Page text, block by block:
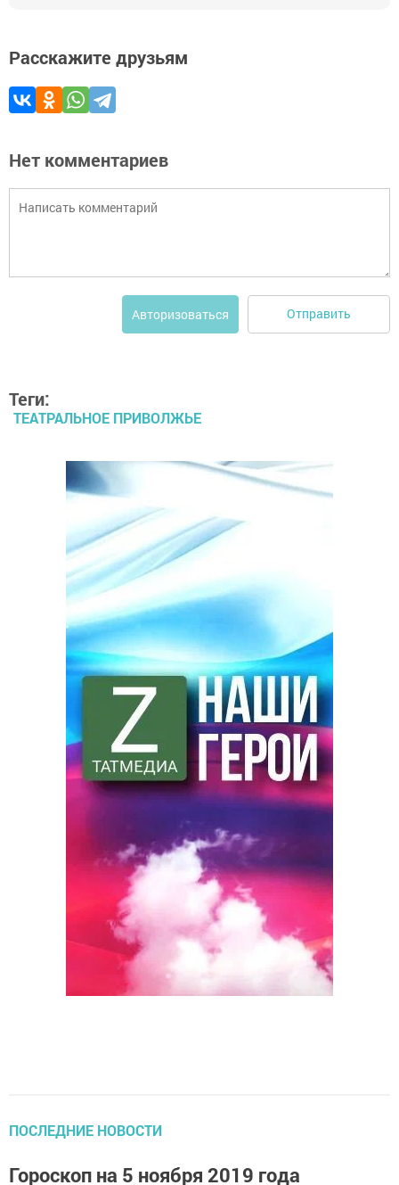
Расскажите друзьям
Нет комментариев
Авторизоваться Отправить
Теги:
ТЕАТРАЛЬНОЕ ПРИВОЛЖЬЕ
ПОСЛЕДНИЕ НОВОСТИ
Гороскоп на 5 ноября 2019 года